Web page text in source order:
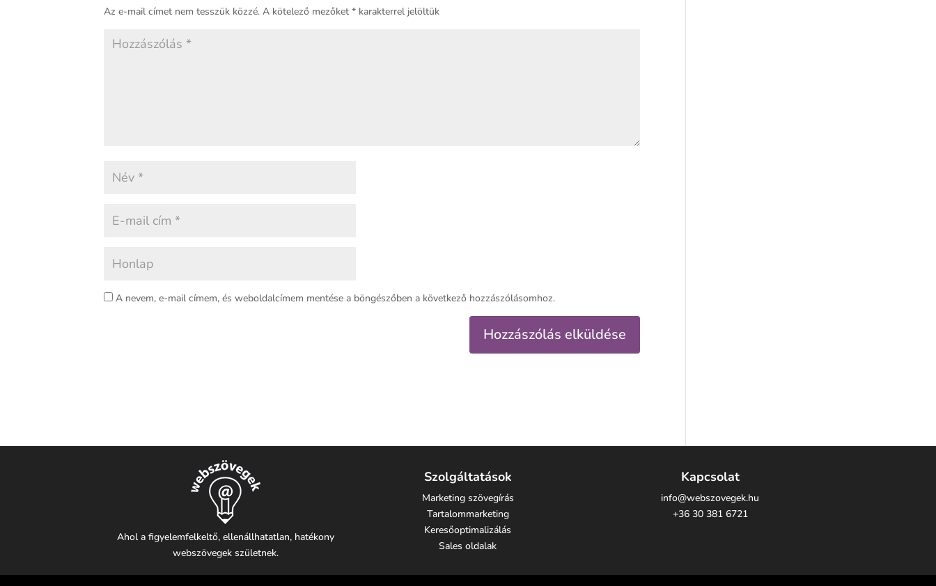
Az e-mail címet nem tesszük közzé. A kötelező mezőket* karakterrel jelöltük
A nevem, e-mail címem, és weboldalcímem mentése a böngészőben a következő hozzászólásomhoz.
Ahol a figyelemfelkeltő, ellenállhatatlan, hatékony
webszövegek születnek.
Szolgáltatások
Marketing szövegírás
Tartalommarketing
Keresőoptimalizálás
Sales oldalak
Kapcsolat
info@webszovegek.hu
+36 30 381 6721